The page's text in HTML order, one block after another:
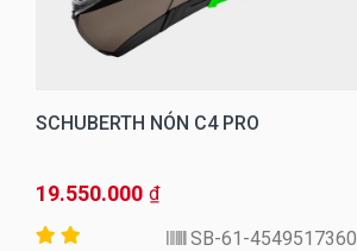
SCHUBERTH NÓN C4 PRO
19.550.000 ₫
4549517360-SB-61